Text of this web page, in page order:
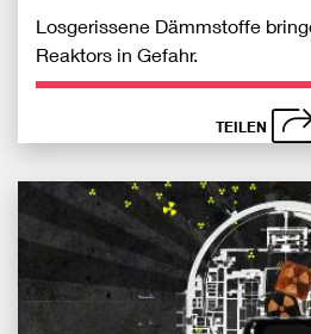
Losgerissene Dämmstoffe
Reaktors in Gefahr.
TEILEN
schließen